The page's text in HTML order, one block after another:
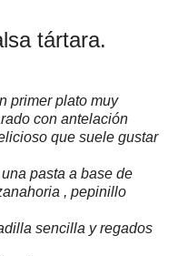
tártara.
primer plato muy
con antelación
que suele gustar
pasta a base de
, pepinillo
sencilla y regados